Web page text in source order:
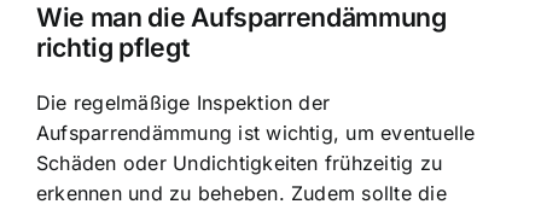
Wie man die Aufsparrendämmung
richtig pflegt
Die regelmäßige Inspektion der
Aufsparrendämmung ist wichtig, um eventuelle
Schäden oder Undichtigkeiten frühzeitig zu
erkennen und zu beheben. Zudem sollte die